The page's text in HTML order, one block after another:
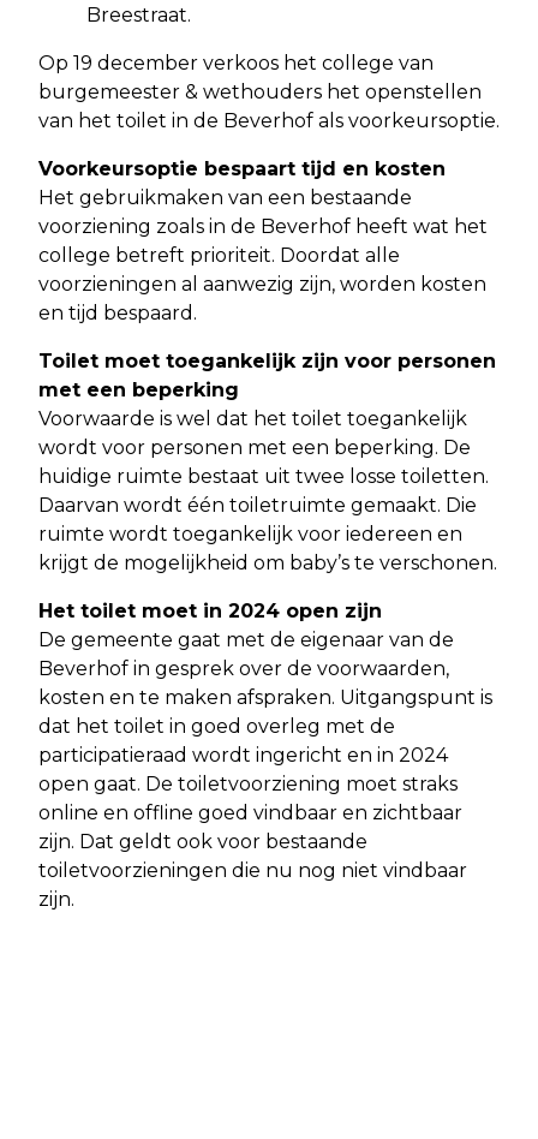
Breestraat.
Op 19 december verkoos het college van
burgemeester & wethouders het openstellen
van het toilet in de Beverhof als voorkeursoptie.
Voorkeursoptie bespaart tijd en kosten
Het gebruikmaken van een bestaande
voorziening zoals in de Beverhof heeft wat het
college betreft prioriteit. Doordat alle
voorzieningen al aanwezig zijn, worden kosten
en tijd bespaard.
Toilet moet toegankelijk zijn voor personen
met een beperking
Voorwaarde is wel dat het toilet toegankelijk
wordt voor personen met een beperking. De
huidige ruimte bestaat uit twee losse toiletten.
Daarvan wordt één toiletruimte gemaakt. Die
ruimte wordt toegankelijk voor iedereen en
krijgt de mogelijkheid om baby’s te verschonen.
Het toilet moet in 2024 open zijn
De gemeente gaat met de eigenaar van de
Beverhof in gesprek over de voorwaarden,
kosten en te maken afspraken. Uitgangspunt is
dat het toilet in goed overleg met de
participatieraad wordt ingericht en in 2024
open gaat. De toiletvoorziening moet straks
online en offline goed vindbaar en zichtbaar
zijn. Dat geldt ook voor bestaande
toiletvoorzieningen die nu nog niet vindbaar
zijn.